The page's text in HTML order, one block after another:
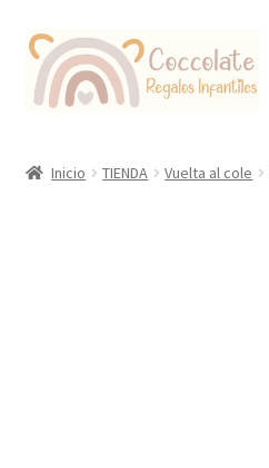
Ir
la
Ir
contenido
Inicio TIENDA Vuelta al cole